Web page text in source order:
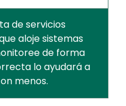
de servicios
aloje sistemas
de forma
lo ayudará a
menos.